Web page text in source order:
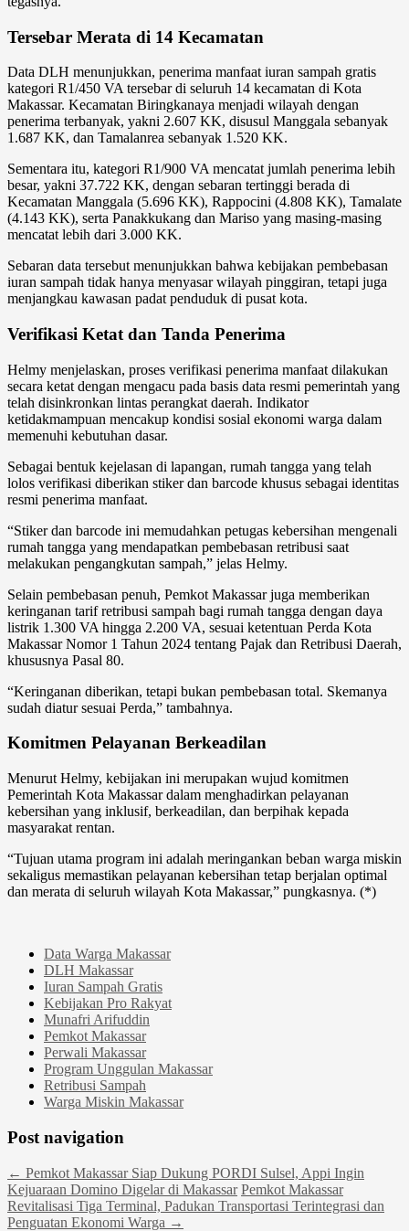
Tersebar Merata di 14 Kecamatan
Data DLH menunjukkan, penerima manfaat iuran sampah gratis
kategori R1/450 VA tersebar di seluruh 14 kecamatan di Kota
Makassar. Kecamatan Biringkanaya menjadi wilayah dengan
penerima terbanyak, yakni 2.607 KK, disusul Manggala sebanyak
1.687 KK, dan Tamalanrea sebanyak 1.520 KK.
Sementara itu, kategori R1/900 VA mencatat jumlah penerima lebih
besar, yakni 37.722 KK, dengan sebaran tertinggi berada di
Kecamatan Manggala (5.696 KK), Rappocini (4.808 KK), Tamalate
(4.143 KK), serta Panakkukang dan Mariso yang masing-masing
mencatat lebih dari 3.000 KK.
Sebaran data tersebut menunjukkan bahwa kebijakan pembebasan
iuran sampah tidak hanya menyasar wilayah pinggiran, tetapi juga
menjangkau kawasan padat penduduk di pusat kota.
Verifikasi Ketat dan Tanda Penerima
Helmy menjelaskan, proses verifikasi penerima manfaat dilakukan
secara ketat dengan mengacu pada basis data resmi pemerintah yang
telah disinkronkan lintas perangkat daerah. Indikator
ketidakmampuan mencakup kondisi sosial ekonomi warga dalam
memenuhi kebutuhan dasar.
Sebagai bentuk kejelasan di lapangan, rumah tangga yang telah
lolos verifikasi diberikan stiker dan barcode khusus sebagai identitas
resmi penerima manfaat.
“Stiker dan barcode ini memudahkan petugas kebersihan mengenali
rumah tangga yang mendapatkan pembebasan retribusi saat
melakukan pengangkutan sampah,” jelas Helmy.
Selain pembebasan penuh, Pemkot Makassar juga memberikan
keringanan tarif retribusi sampah bagi rumah tangga dengan daya
listrik 1.300 VA hingga 2.200 VA, sesuai ketentuan Perda Kota
Makassar Nomor 1 Tahun 2024 tentang Pajak dan Retribusi Daerah,
khususnya Pasal 80.
“Keringanan diberikan, tetapi bukan pembebasan total. Skemanya
sudah diatur sesuai Perda,” tambahnya.
Komitmen Pelayanan Berkeadilan
Menurut Helmy, kebijakan ini merupakan wujud komitmen
Pemerintah Kota Makassar dalam menghadirkan pelayanan
kebersihan yang inklusif, berkeadilan, dan berpihak kepada
masyarakat rentan.
“Tujuan utama program ini adalah meringankan beban warga miskin
sekaligus memastikan pelayanan kebersihan tetap berjalan optimal
dan merata di seluruh wilayah Kota Makassar,” pungkasnya. (*)
Data Warga Makassar
DLH Makassar
Iuran Sampah Gratis
Kebijakan Pro Rakyat
Munafri Arifuddin
Pemkot Makassar
Perwali Makassar
Program Unggulan Makassar
Retribusi Sampah
Warga Miskin Makassar
Post navigation
← Pemkot Makassar Siap Dukung PORDI Sulsel, Appi Ingin
Kejuaraan Domino Digelar di Makassar Pemkot Makassar
Revitalisasi Tiga Terminal, Padukan Transportasi Terintegrasi dan
Penguatan Ekonomi Warga →